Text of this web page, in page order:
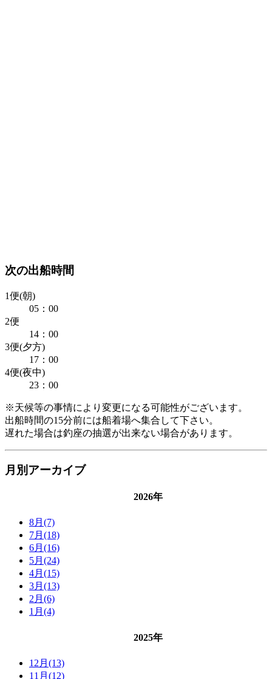
次の出船時間
1便(朝)
05：00
2便
14：00
3便(夕方)
17：00
4便(夜中)
23：00
※天候等の事情により変更になる可能性がございます。
出船時間の15分前には船着場へ集合して下さい。
遅れた場合は釣座の抽選が出来ない場合があります。
月別アーカイブ
2026年
8月(7)
7月(18)
6月(16)
5月(24)
4月(15)
3月(13)
2月(6)
1月(4)
2025年
12月(13)
11月(12)